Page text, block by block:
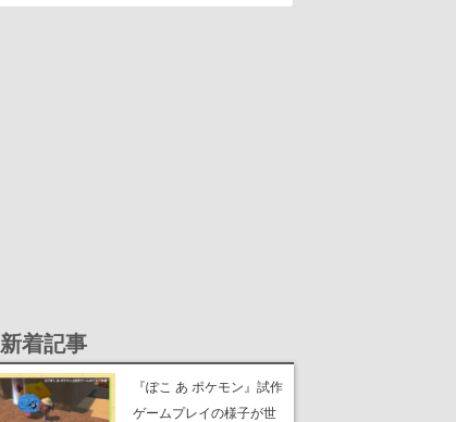
新着記事
『ぽこ あ ポケモン』試作
ゲームプレイの様子が世